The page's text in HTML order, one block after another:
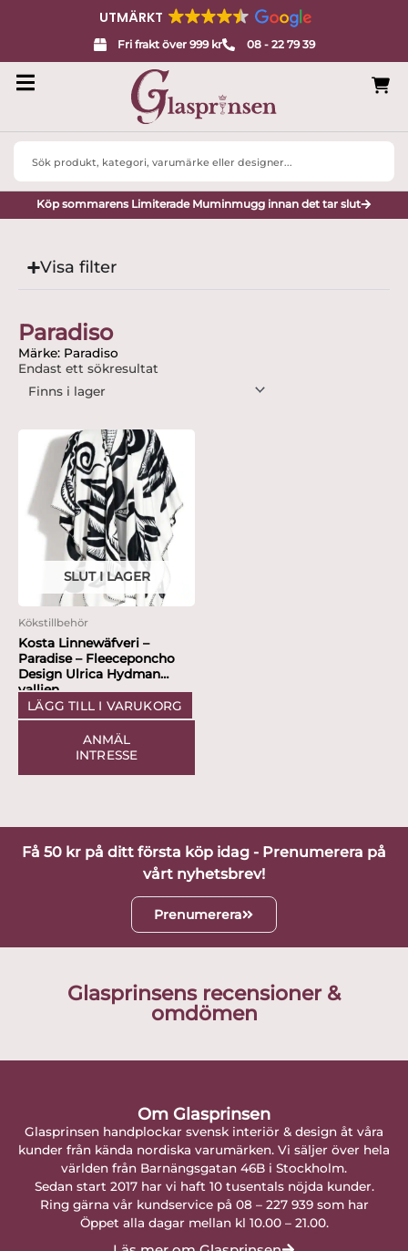
UTMÄRKT
Fri frakt över 999 kr 08 - 22 79 39
Search
Köp sommarens Limiterade Muminmugg innan det tar slut
Visa filter
Paradiso
Märke: Paradiso
Endast ett sökresultat
SLUT I LAGER
Kökstillbehör
Kosta Linnewäfveri –
Paradise – Fleeceponcho
Design Ulrica Hydman
vallien
LÄGG TILL I VARUKORG
ANMÄL
INTRESSE
Få 50 kr på ditt första köp idag - Prenumerera på
vårt nyhetsbrev!
Prenumerera
Glasprinsens recensioner &
omdömen
Om Glasprinsen
Glasprinsen handplockar svensk interiör & design åt våra
kunder från kända nordiska varumärken. Vi säljer över hela
världen från Barnängsgatan 46B i Stockholm.
Sedan start 2017 har vi haft 10 tusentals nöjda kunder.
Ring gärna vår kundservice på 08 – 227 939 som har
Öppet alla dagar mellan kl 10.00 – 21.00.